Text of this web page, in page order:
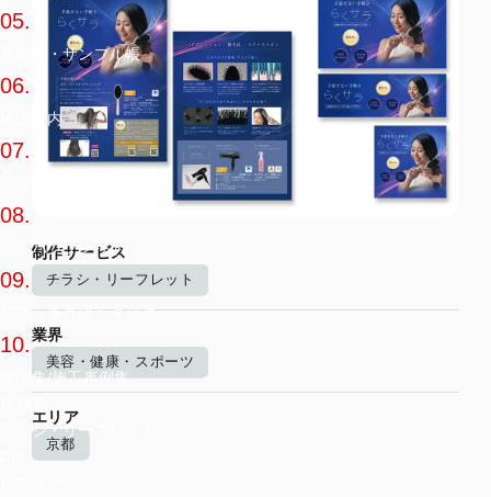
05.
見本帳・サンプル帳
06.
施設案内
07.
08.
採用パンフレット
09.
英語・多言語カタログ
10.
事例集/施工事例集
チラシ・リーフレット
制作サービス
チラシ・リーフレット
業界
美容・健康・スポーツ
エリア
京都